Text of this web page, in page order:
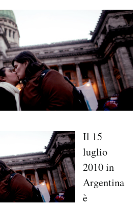
Il 15
luglio
2010 in
Argentina
è